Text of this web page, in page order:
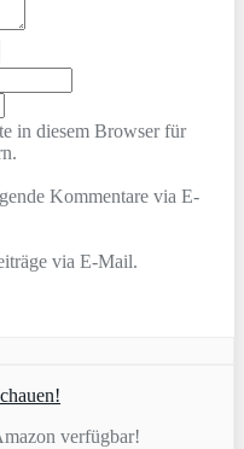
in diesem Browser für
Kommentare via E-
via E-Mail.
verfügbar!